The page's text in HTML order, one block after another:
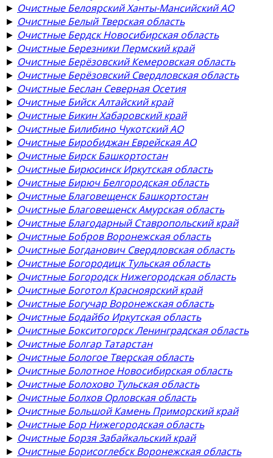
► Очистные Белоярский Ханты-Мансийский АО
► Очистные Белый Тверская область
► Очистные Бердск Новосибирская область
► Очистные Березники Пермский край
► Очистные Берёзовский Кемеровская область
► Очистные Берёзовский Свердловская область
► Очистные Беслан Северная Осетия
► Очистные Бийск Алтайский край
► Очистные Бикин Хабаровский край
► Очистные Билибино Чукотский АО
► Очистные Биробиджан Еврейская АО
► Очистные Бирск Башкортостан
► Очистные Бирюсинск Иркутская область
► Очистные Бирюч Белгородская область
► Очистные Благовещенск Башкортостан
► Очистные Благовещенск Амурская область
► Очистные Благодарный Ставропольский край
► Очистные Бобров Воронежская область
► Очистные Богданович Свердловская область
► Очистные Богородицк Тульская область
► Очистные Богородск Нижегородская область
► Очистные Боготол Красноярский край
► Очистные Богучар Воронежская область
► Очистные Бодайбо Иркутская область
► Очистные Бокситогорск Ленинградская область
► Очистные Болгар Татарстан
► Очистные Бологое Тверская область
► Очистные Болотное Новосибирская область
► Очистные Болохово Тульская область
► Очистные Болхов Орловская область
► Очистные Большой Камень Приморский край
► Очистные Бор Нижегородская область
► Очистные Борзя Забайкальский край
► Очистные Борисоглебск Воронежская область